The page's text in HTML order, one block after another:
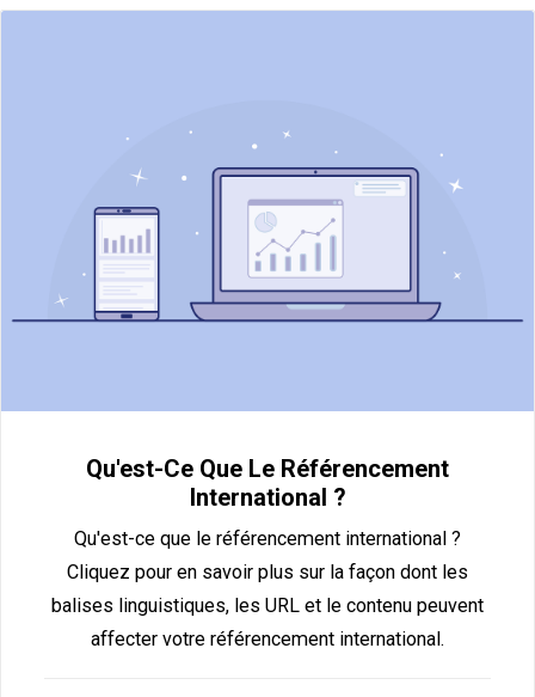
Qu'est-Ce Que Le Référencement
International ?
Qu'est-ce que le référencement international ?
Cliquez pour en savoir plus sur la façon dont les
balises linguistiques, les URL et le contenu peuvent
affecter votre référencement international.